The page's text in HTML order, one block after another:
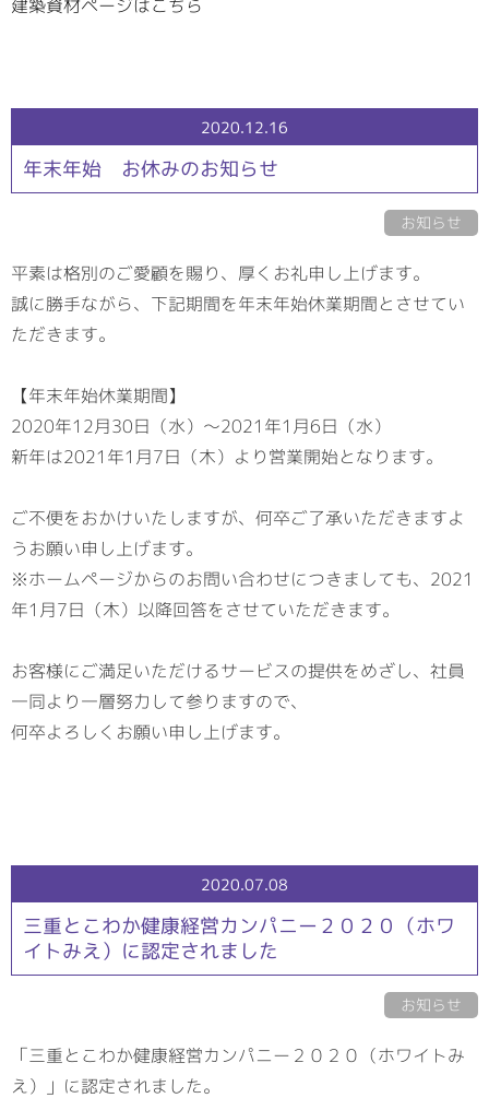
建築資材ページはこちら
2020.12.16
年末年始 お休みのお知らせ
お知らせ
平素は格別のご愛顧を賜り、厚くお礼申し上げます。
誠に勝手ながら、下記期間を年末年始休業期間とさせてい
ただきます。
【年末年始休業期間】
2020年12月30日（水）～2021年1月6日（水）
新年は2021年1月7日（木）より営業開始となります。
ご不便をおかけいたしますが、何卒ご了承いただきますよ
うお願い申し上げます。
※ホームページからのお問い合わせにつきましても、2021
年1月7日（木）以降回答をさせていただきます。
お客様にご満足いただけるサービスの提供をめざし、社員
一同より一層努力して参りますので、
何卒よろしくお願い申し上げます。
2020.07.08
三重とこわか健康経営カンパニー２０２０（ホワ
イトみえ）に認定されました
お知らせ
「三重とこわか健康経営カンパニー２０２０（ホワイトみ
え）」に認定されました。